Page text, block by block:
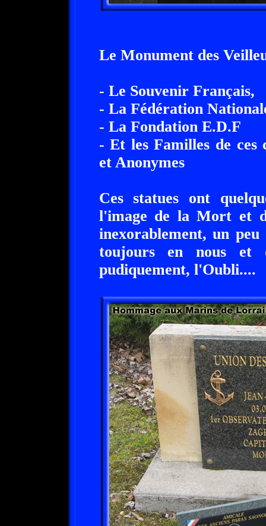
Le Monument des
- Le Souvenir Français,
- La Fédération
- La Fondation E.D.F
- Et les Familles de ces
et Anonymes
Ces statues ont
l'image de la Mort et
inexorablement, un
toujours en nous et
pudiquement, l'Oubli....